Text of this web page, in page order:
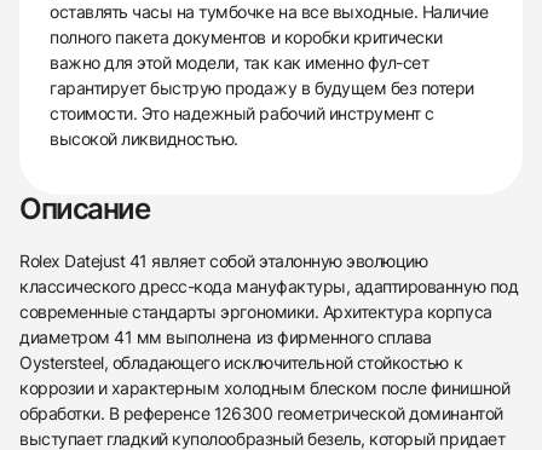
оставлять часы на тумбочке на все выходные. Наличие
полного пакета документов и коробки критически
важно для этой модели, так как именно фул-сет
гарантирует быструю продажу в будущем без потери
стоимости. Это надежный рабочий инструмент с
высокой ликвидностью.
Описание
Rolex Datejust 41 являет собой эталонную эволюцию
классического дресс-кода мануфактуры, адаптированную под
современные стандарты эргономики. Архитектура корпуса
диаметром 41 мм выполнена из фирменного сплава
Oystersteel, обладающего исключительной стойкостью к
коррозии и характерным холодным блеском после финишной
обработки. В референсе 126300 геометрической доминантой
выступает гладкий куполообразный безель, который придает